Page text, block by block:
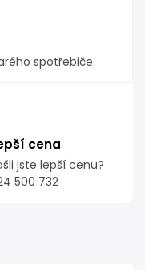
spotřebiče
cena
jste lepší cenu?
500 732